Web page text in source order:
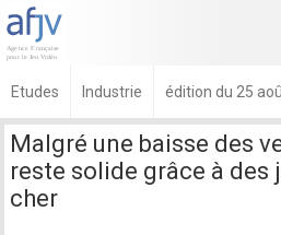
Etudes Industrie édition du 25
Malgré une baisse des
reste solide grâce à des
cher